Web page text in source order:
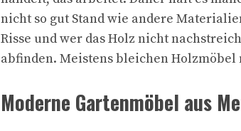
nicht so gut Stand wie andere
Risse und wer das Holz nicht
abfinden. Meistens bleichen Holzmöbel
Moderne Gartenmöbel aus